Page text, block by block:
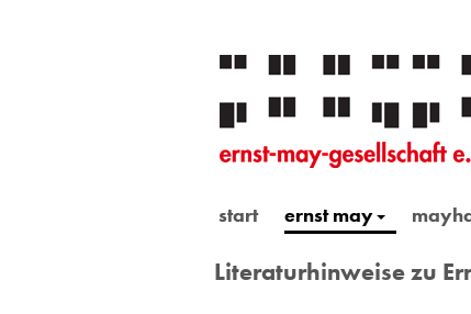
start ernst may
Literaturhinweise zu